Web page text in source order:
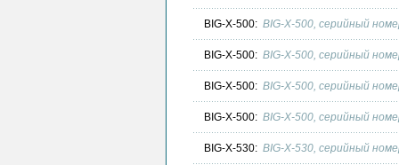
BIG-X-500: BIG-X-500, серийный
BIG-X-500: BIG-X-500, серийный
BIG-X-500: BIG-X-500, серийный
BIG-X-500: BIG-X-500, серийный
BIG-X-530: BIG-X-530, серийный